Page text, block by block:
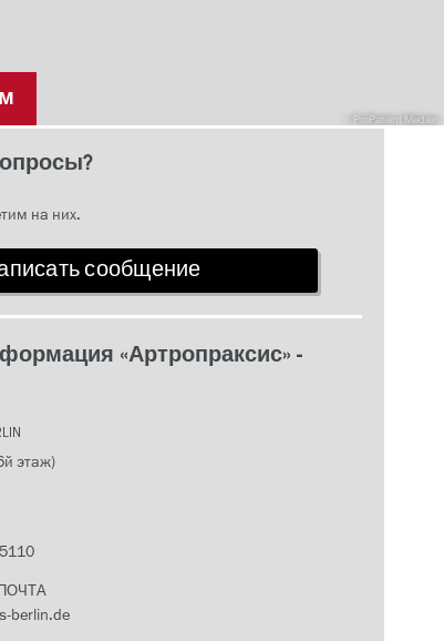
ProPatient Medien
на них.
сообщение
«Артропраксис» -
этаж)
berlin.de